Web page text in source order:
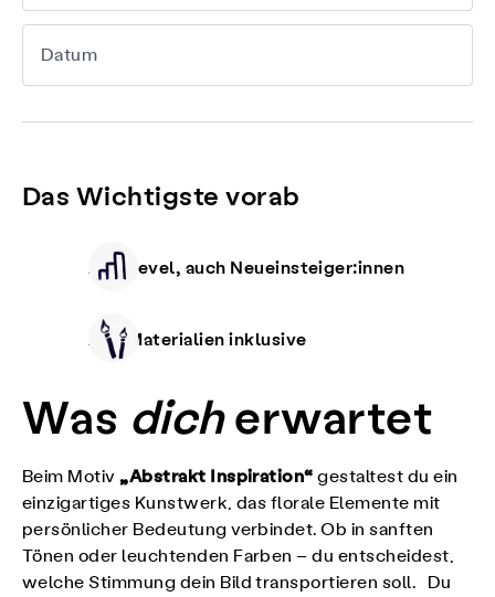
Datum
Das Wichtigste vorab
Alle Level, auch Neueinsteiger:innen
Alle Materialien inklusive
Was dicherwartet
Beim Motiv„Abstrakt Inspiration“ gestaltest du ein
einzigartiges Kunstwerk, das florale Elemente mit
persönlicher Bedeutung verbindet. Ob in sanften
Tönen oder leuchtenden Farben – du entscheidest,
welche Stimmung dein Bild transportieren soll. Du